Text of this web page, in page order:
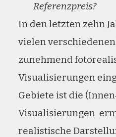
Referenzpreis?
In den letzten zehn
vielen
zunehmend
Visualisierungen
Gebiete ist die
Visualisierungen
realistische